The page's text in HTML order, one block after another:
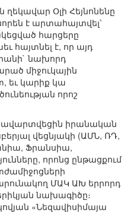
Օլի Հեյնոնենը
է արտահայտվել՝
հարցերը
հայտնել է, որ այդ
նախորդ
միջուկային
եւ կարիք կա
որոշ
ավարտվեցին իրանական
վեցնյակի (ԱՄՆ, ՌԴ,
Ֆրանսիա,
որոնց ընթացքում
ՄԱԿ ԱԽ երրորդ
նախագիծը։
«Նեզավիսիմայա